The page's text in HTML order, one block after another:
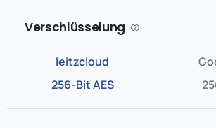
Verschlüsselung
256-Bit AES